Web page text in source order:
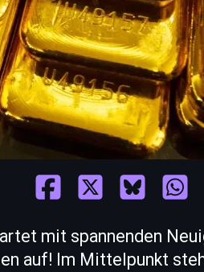
mit spannenden
auf! Im Mittelpunkt